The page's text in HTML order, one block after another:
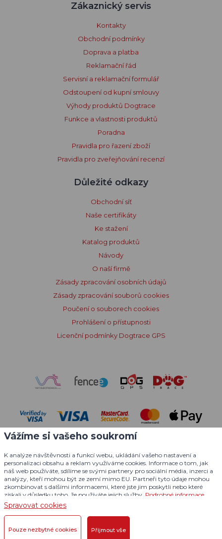
Zákaznický servis
Kontakty
Obchodní podmínky
Doprava a platba
Reklamační řád
Servisní a reklamační formulář
Odstoupení od kupní smlouvy
Výhody produktů Dogtrace
Funkce a vlastnosti produktů
Poradna
Pravidla pro řazení zboží
Pravidla pro zveřejňování recenzí
Důležité odkazy
Obchodní síť
Naše certifikáty
Ke stažení
Katalog produktů
Návody
O naší firmě
Zásady zpracování osobních údajů
Zásady zpracování souborů cookies
Poučení o souborech cookies
Prohlášení o přístupnosti
Licenční podmínky Dogtrace GPS
© 2004 - 2026 VNT electronics s.r.o., všechna práva vyhrazena
Grafický návrhKošnarDesign.cz
CZECHGROUP.cz
Vážíme si vašeho soukromí
K analýze návštěvnosti a funkcí webu, ukládání vašeho nastavení a
personalizaci obsahu a reklam využíváme cookies. Informace o tom, jak
náš web používáte, sdílíme se svými partnery pro sociální média, inzerci a
analýzy, kteří mohou být ze zemí mimo EU. Partneři tyto údaje mohou
zkombinovat s dalšími informacemi, které jste jim poskytli nebo které
získali v důsledku toho, že používáte jejich služby. Podrobné informace
Spravovat cookies
Pouze nezbytné cookies Přijmout vše